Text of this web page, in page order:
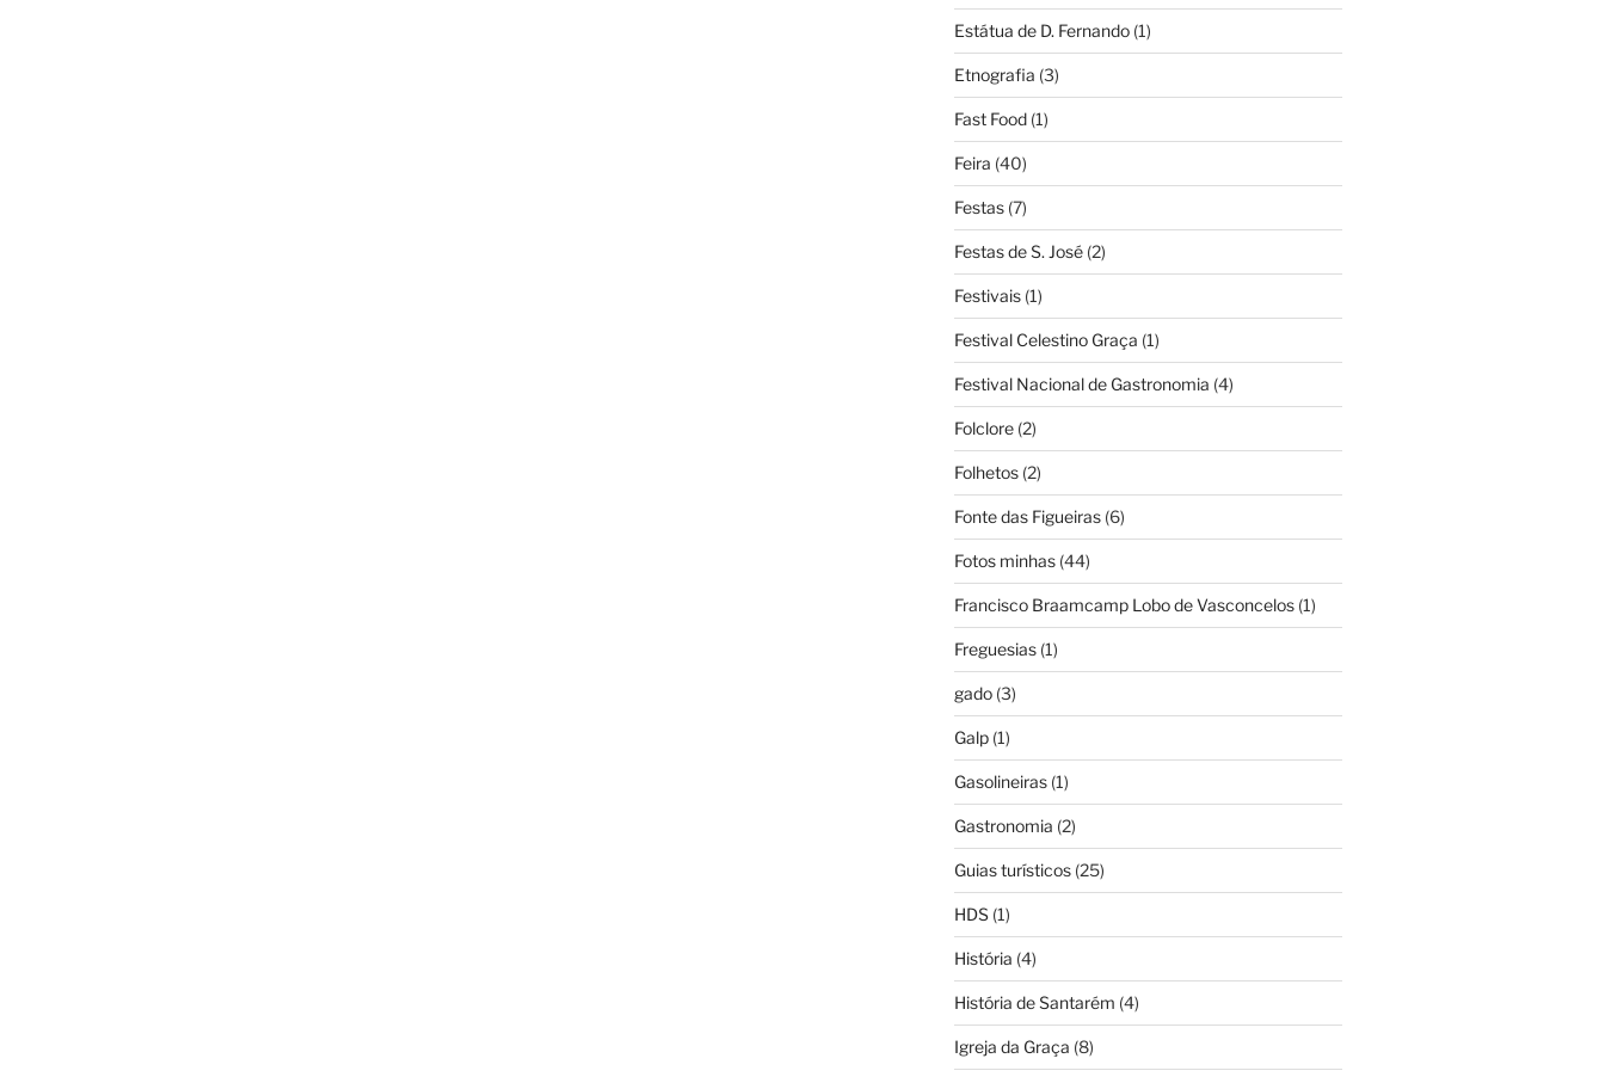
Estátua de D. Fernando(1)
Etnografia (3)
Fast Food(1)
Feira (40)
Festas(7)
Festas de S. José(2)
Festivais(1)
Festival Celestino Graça (1)
Festival Nacional de Gastronomia (4)
Folclore(2)
Folhetos(2)
Fonte das Figueiras(6)
Fotos minhas(44)
Francisco Braamcamp Lobo de Vasconcelos(1)
Freguesias(1)
gado(3)
Galp(1)
Gasolineiras(1)
Gastronomia (2)
Guias turísticos(25)
HDS(1)
História (4)
História de Santarém (4)
Igreja da Graça (8)